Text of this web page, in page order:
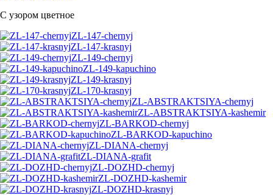
С узором цветное
ZL-147-chernyj
ZL-147-krasnyj
ZL-149-chernyj
ZL-149-kapuchino
ZL-149-krasnyj
ZL-170-krasnyj
ZL-ABSTRAKTSIYA-chernyj
ZL-ABSTRAKTSIYA-kashemir
ZL-BARKOD-chernyj
ZL-BARKOD-kapuchino
ZL-DIANA-chernyj
ZL-DIANA-grafit
ZL-DOZHD-chernyj
ZL-DOZHD-kashemir
ZL-DOZHD-krasnyj